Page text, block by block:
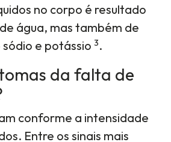
no corpo é resultado
água, mas também de
e potássio 3.
da falta de
conforme a intensidade
Entre os sinais mais